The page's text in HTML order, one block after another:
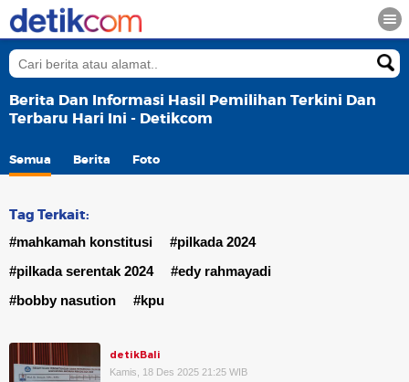
Berita Dan Informasi Hasil Pemilihan Terkini Dan
Terbaru Hari Ini - Detikcom
Semua Berita Foto
Tag Terkait:
#mahkamah konstitusi
#pilkada 2024
#pilkada serentak 2024
#edy rahmayadi
#bobby nasution
#kpu
detikBali
Kamis, 18 Des 2025 21:25 WIB